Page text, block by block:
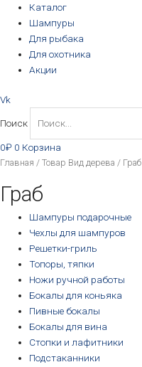
Каталог
Шампуры
Для рыбака
Для охотника
Акции
Vk
Поиск
0₽ 0 Корзина
Главная / Товар Вид дерева / Граб
Граб
Шампуры подарочные
Чехлы для шампуров
Решетки-гриль
Топоры, тяпки
Ножи ручной работы
Бокалы для коньяка
Пивные бокалы
Бокалы для вина
Стопки и лафитники
Подстаканники
Цены:
по